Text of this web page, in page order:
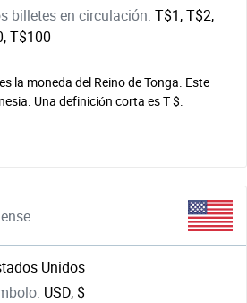
billetes en circulación: T$1, T$2,
T$100
la moneda del Reino de Tonga. Este
Una definición corta es T $.
Unidos
USD, $